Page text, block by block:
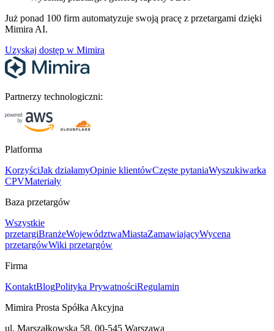
Już ponad 100 firm automatyzuje swoją pracę z przetargami dzięki
Mimira AI.
Uzyskaj dostęp w Mimira
Partnerzy technologiczni:
Platforma
KorzyściJak działamyOpinie klientówCzęste pytaniaWyszukiwarka
CPVMateriały
Baza przetargów
Wszystkie
przetargiBranżeWojewództwaMiastaZamawiającyWycena
przetargówWiki przetargów
Firma
KontaktBlogPolityka PrywatnościRegulamin
Mimira Prosta Spółka Akcyjna
ul. Marszałkowska 58, 00-545 Warszawa